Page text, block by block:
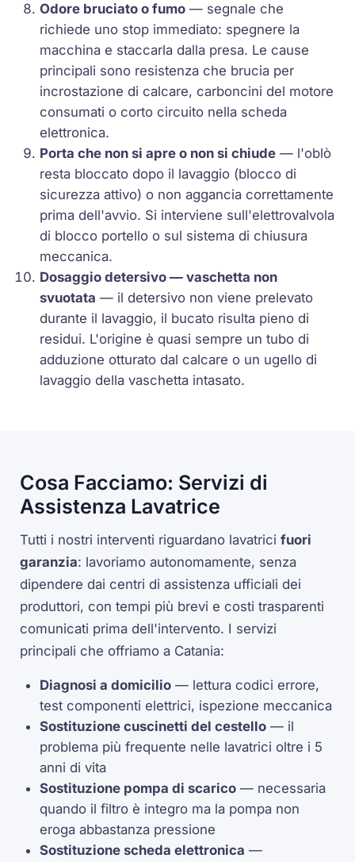
Odore bruciato o fumo — segnale che
richiede uno stop immediato: spegnere la
macchina e staccarla dalla presa. Le cause
principali sono resistenza che brucia per
incrostazione di calcare, carboncini del motore
consumati o corto circuito nella scheda
elettronica.
Porta che non si apre o non si chiude — l'oblò
resta bloccato dopo il lavaggio (blocco di
sicurezza attivo) o non aggancia correttamente
prima dell'avvio. Si interviene sull'elettrovalvola
di blocco portello o sul sistema di chiusura
meccanica.
Dosaggio detersivo — vaschetta non
svuotata — il detersivo non viene prelevato
durante il lavaggio, il bucato risulta pieno di
residui. L'origine è quasi sempre un tubo di
adduzione otturato dal calcare o un ugello di
lavaggio della vaschetta intasato.
Cosa Facciamo: Servizi di
Assistenza Lavatrice
Tutti i nostri interventi riguardano lavatricifuori
garanzia: lavoriamo autonomamente, senza
dipendere dai centri di assistenza ufficiali dei
produttori, con tempi più brevi e costi trasparenti
comunicati prima dell'intervento. I servizi
principali che offriamo a Catania:
Diagnosi a domicilio — lettura codici errore,
test componenti elettrici, ispezione meccanica
Sostituzione cuscinetti del cestello — il
problema più frequente nelle lavatrici oltre i 5
anni di vita
Sostituzione pompa di scarico — necessaria
quando il filtro è integro ma la pompa non
eroga abbastanza pressione
Sostituzione scheda elettronica —